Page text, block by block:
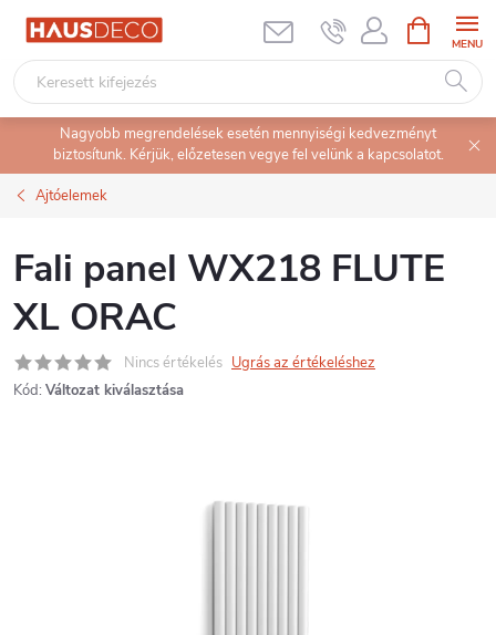
Ugrás
tartalomhoz
KOSÁR
Nagyobb megrendelések esetén mennyiségi kedvezményt
biztosítunk. Kérjük, előzetesen vegye fel velünk a kapcsolatot.
Ajtóelemek
Fali panel WX218 FLUTE
XL ORAC
Nincs értékelés Ugrás az értékeléshez
Kód: Változat kiválasztása